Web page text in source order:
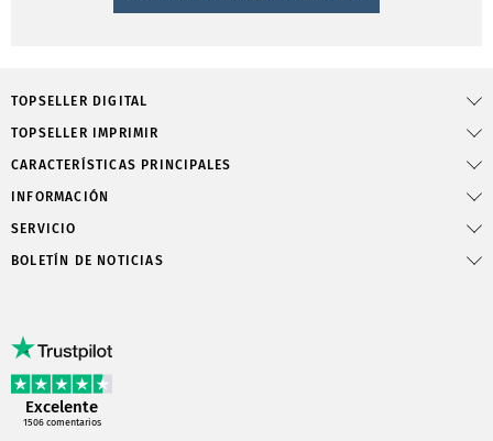
TOPSELLER DIGITAL
TOPSELLER IMPRIMIR
CARACTERÍSTICAS PRINCIPALES
INFORMACIÓN
SERVICIO
Excelente
1506comentarios
BOLETÍN DE NOTICIAS